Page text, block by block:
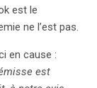
est le
ne l’est pas.
en cause :
est